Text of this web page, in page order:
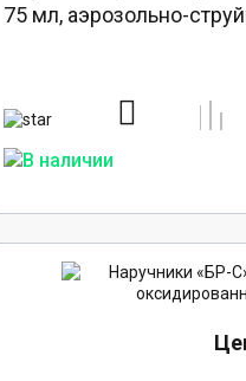
75 мл, аэрозольно-